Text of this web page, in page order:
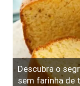
Descubra o
sem farinha de